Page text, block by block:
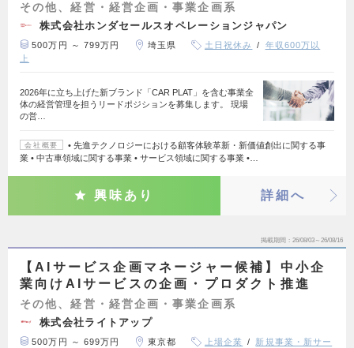
その他、経営・経営企画・事業企画系
株式会社ホンダセールスオペレーションジャパン
500万円 ～ 799万円 埼玉県 土日祝休み
年収600万以
上
2026年に立ち上げた新ブランド「CAR PLAT」を含む事業全
体の経営管理を担うリードポジションを募集します。 現場
の営…
会社概要
• 先進テクノロジーにおける顧客体験革新・新価値創出に関する事
業 • 中古車領域に関する事業 • サービス領域に関する事業 •…
興味あり 詳細へ
掲載期間 26/08/03～26/08/16
【AIサービス企画マネージャー候補】中小企
業向けAIサービスの企画・プロダクト推進
その他、経営・経営企画・事業企画系
株式会社ライトアップ
500万円 ～ 699万円 東京都 上場企業
新規事業・新サー